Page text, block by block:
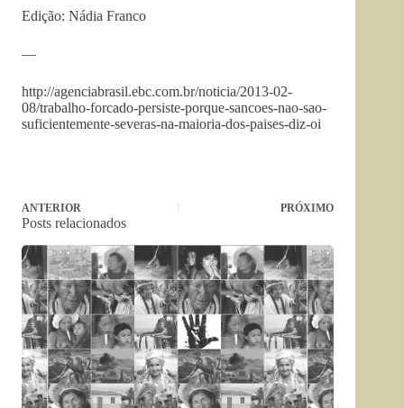
Edição: Nádia Franco
—
http://agenciabrasil.ebc.com.br/noticia/2013-02-
08/trabalho-forcado-persiste-porque-sancoes-nao-sao-
suficientemente-severas-na-maioria-dos-paises-diz-oi
ANTERIOR PRÓXIMO
Posts relacionados